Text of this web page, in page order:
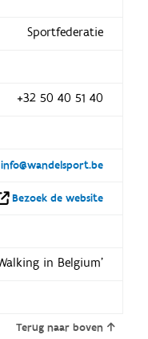
Sportfederatie
+32 50 40 51 40
info@wandelsport.be
Bezoek de website
in Belgium’
Terug naar boven